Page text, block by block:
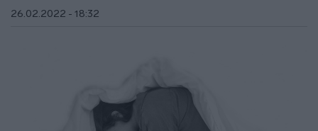
26.02.2022 - 18:32